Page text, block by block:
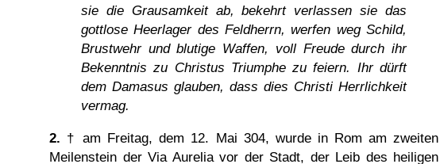
sie die Grausamkeit ab, bekehrt verlassen sie das
gottlose Heerlager des Feldherrn, werfen weg Schild,
Brustwehr und blutige Waffen, voll Freude durch ihr
Bekenntnis zu Christus Triumphe zu feiern. Ihr dürft
dem Damasus glauben, dass dies Christi Herrlichkeit
vermag.
2. † am Freitag, dem 12. Mai 304, wurde in Rom am zweiten
Meilenstein der Via Aurelia vor der Stadt, der Leib des heiligen